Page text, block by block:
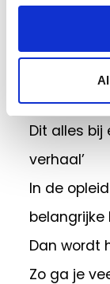
meer
Hoe
Dit alles bij
verhaal’
In de
belangrijke
Dan wordt
Zo ga je